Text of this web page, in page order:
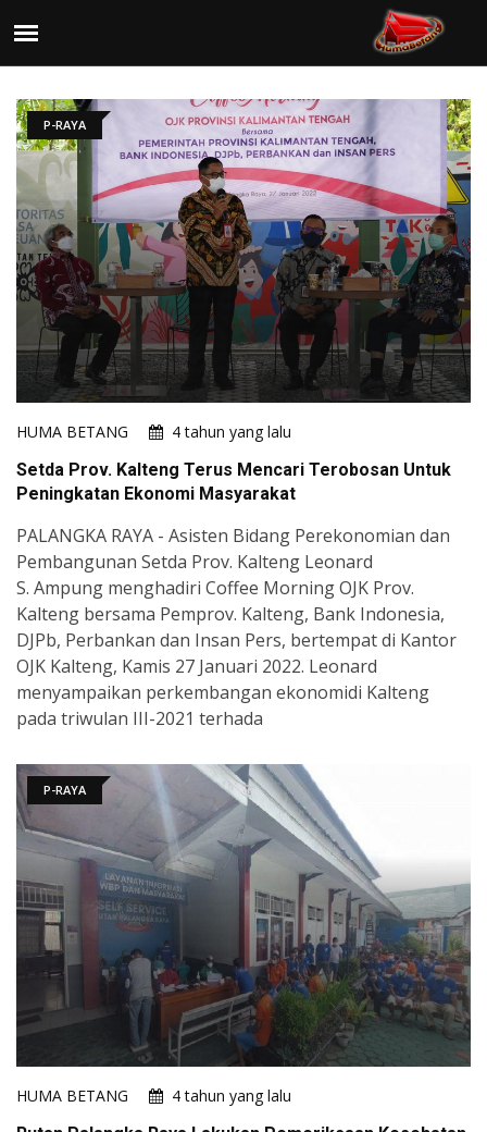
P-RAYA
HUMA BETANG
4 tahun yang lalu
Setda Prov. Kalteng Terus Mencari Terobosan Untuk
Peningkatan Ekonomi Masyarakat
PALANGKA RAYA - Asisten Bidang Perekonomian dan
Pembangunan Setda Prov. Kalteng Leonard
S. Ampung menghadiri Coffee Morning OJK Prov.
Kalteng bersama Pemprov. Kalteng, Bank Indonesia,
DJPb, Perbankan dan Insan Pers, bertempat di Kantor
OJK Kalteng, Kamis 27 Januari 2022. Leonard
menyampaikan perkembangan ekonomidi Kalteng
pada triwulan III-2021 terhada
P-RAYA
HUMA BETANG
4 tahun yang lalu